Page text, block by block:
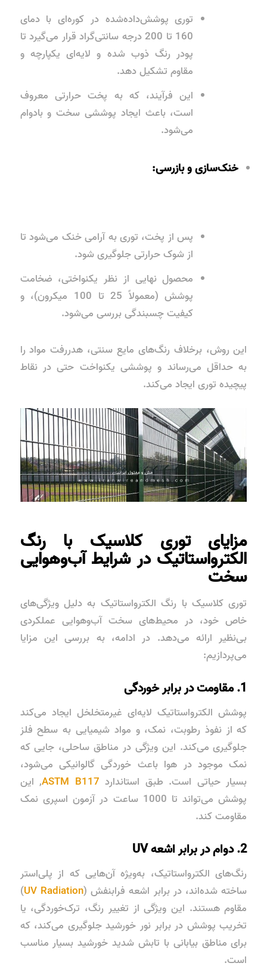
توری پوشش‌داده‌شده در کوره‌ای با دمای
160 تا 200 درجه سانتی‌گراد قرار می‌گیرد تا
پودر رنگ ذوب شده و لایه‌ای یکپارچه و
مقاوم تشکیل دهد.
این فرآیند، که به پخت حرارتی معروف
است، باعث ایجاد پوششی سخت و بادوام
می‌شود.
خنک‌سازی و بازرسی:
پس از پخت، توری به آرامی خنک می‌شود تا
از شوک حرارتی جلوگیری شود.
محصول نهایی از نظر یکنواختی، ضخامت
پوشش (معمولاً 25 تا 100 میکرون)، و
کیفیت چسبندگی بررسی می‌شود.
این روش، برخلاف رنگ‌های مایع سنتی، هدررفت موادرا
به حداقل می‌رساند و پوششی یکنواخت حتی در نقاط
پیچیده توری ایجاد می‌کند.
مزایای توری کلاسیک با رنگ
الکترواستاتیک در شرایط آب‌وهوایی
سخت
توری کلاسیک با رنگ الکترواستاتیک به دلیل ویژگی‌های
خاص خود، در محیط‌های سخت آب‌وهوایی عملکردی
بی‌نظیر ارائه می‌دهد. در ادامه، به بررسی این مزایا
می‌پردازیم:
1. مقاومت در برابر خوردگی
پوشش الکترواستاتیک لایه‌ای غیرمتخلخل ایجاد می‌کند
که از نفوذ رطوبت، نمک، و مواد شیمیایی به سطح فلز
جلوگیری می‌کند. این ویژگی در مناطق ساحلی، جایی که
نمک موجود در هوا باعث خوردگی گالوانیکیمی‌شود،
بسیار حیاتی است. طبق استاندارد ASTM B117, این
پوشش می‌تواند تا 1000 ساعت در آزمون اسپری نمک
مقاومت کند.
2. دوام در برابر اشعه UV
رنگ‌های الکترواستاتیک، به‌ویژه آن‌هایی که از پلی‌استر
ساخته شده‌اند، در برابر اشعه فرابنفش(
UV Radiation
)
مقاوم هستند. این ویژگی از تغییر رنگ، ترک‌خوردگی، یا
تخریب پوشش در برابر نور خورشید جلوگیری می‌کند، که
برای مناطق بیابانی با تابش شدید خورشید بسیار مناسب
است.